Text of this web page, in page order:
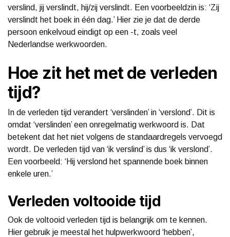
verslind, jij verslindt, hij/zij verslindt. Een voorbeeldzin is: ‘Zij
verslindt het boek in één dag.’ Hier zie je dat de derde
persoon enkelvoud eindigt op een -t, zoals veel
Nederlandse werkwoorden.
Hoe zit het met de verleden
tijd?
In de verleden tijd verandert ‘verslinden’ in ‘verslond’. Dit is
omdat ‘verslinden’ een onregelmatig werkwoord is. Dat
betekent dat het niet volgens de standaardregels vervoegd
wordt. De verleden tijd van ‘ik verslind’ is dus ‘ik verslond’.
Een voorbeeld: ‘Hij verslond het spannende boek binnen
enkele uren.’
Verleden voltooide tijd
Ook de voltooid verleden tijd is belangrijk om te kennen.
Hier gebruik je meestal het hulpwerkwoord ‘hebben’,